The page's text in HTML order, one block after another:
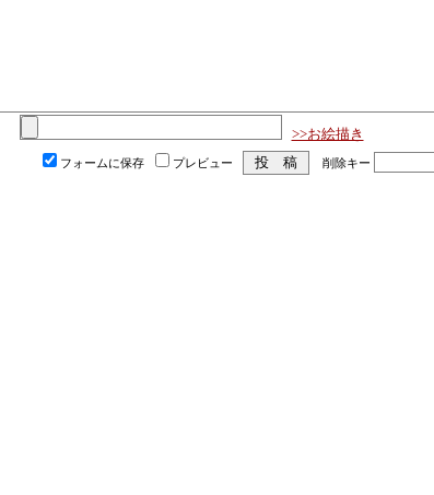
>>お絵描き
フォームに保存 プレビュー 削除キー